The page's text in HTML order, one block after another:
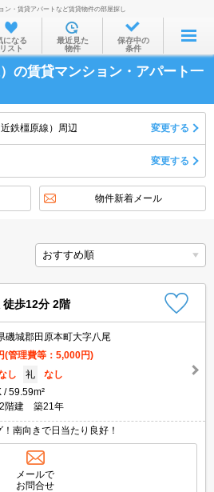
お部屋を探す
沿線・駅から
住所から
家賃相場から
不動産会社から
ン・賃貸アパートなど賃貸物件の部屋探し
になる
リスト
最近見た
物件
保存中の
条件
の賃貸マンション・アパート一
鉄橿原線）周辺 変更する
変更する
物件新着メール
徒歩12分 2階
磯城郡田原本町大字八尾
(管理費等：5,000円)
し 礼
なし
59.59m²
2階建 築21年
南向きで日当たり良好！
メールで
お問合せ